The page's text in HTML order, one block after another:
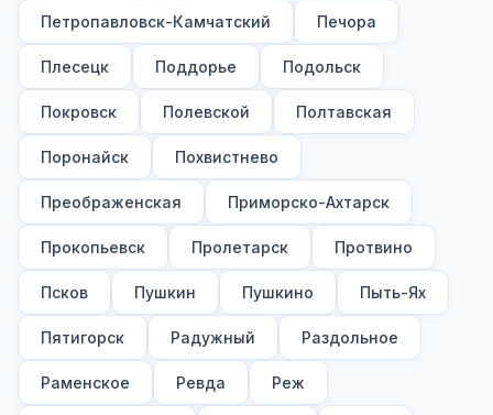
Петропавловск-Камчатский Печора
Плесецк Поддорье Подольск
Покровск Полевской Полтавская
Поронайск Похвистнево
Преображенская Приморско-Ахтарск
Прокопьевск Пролетарск Протвино
Псков Пушкин Пушкино Пыть-Ях
Пятигорск Радужный Раздольное
Раменское Ревда Реж